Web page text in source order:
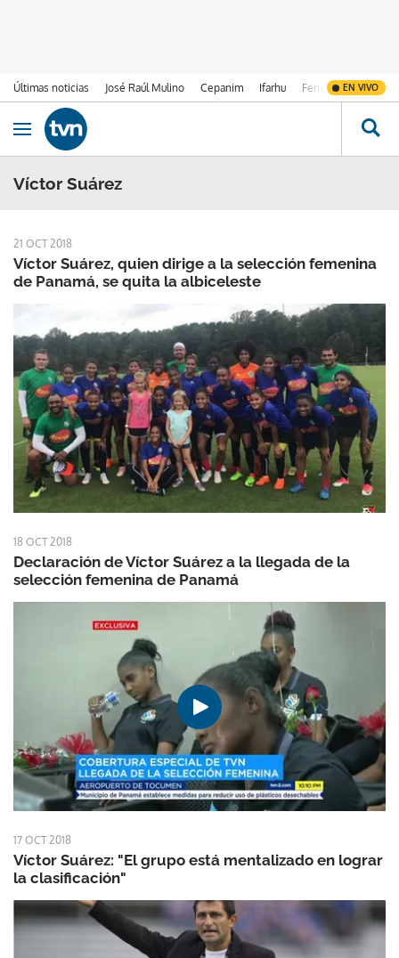
Últimas noticias José Raúl Mulino Cepanim Ifarhu Fenómeno de El
EN VIVO
Ir al contenido
Obrir navegació
Víctor Suárez
21 OCT 2018
Víctor Suárez, quien dirige a la selección femenina
de Panamá, se quita la albiceleste
18 OCT 2018
Declaración de Víctor Suárez a la llegada de la
selección femenina de Panamá
17 OCT 2018
Víctor Suárez: "El grupo está mentalizado en lograr
la clasificación"